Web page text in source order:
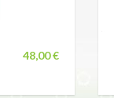
48,00 €